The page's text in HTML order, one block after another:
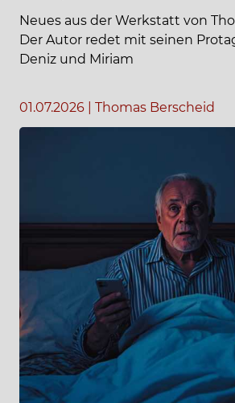
Neues aus der Werkstatt von
Der Autor redet mit seinen
Deniz und Miriam
01.07.2026 Thomas Berscheid